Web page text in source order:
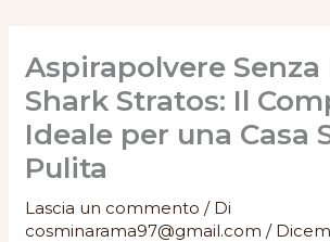
Aspirapolvere Senza
Shark Stratos: Il
Ideale per una Casa
Pulita
Lascia un commento / Di
cosminarama97@gmail.com/